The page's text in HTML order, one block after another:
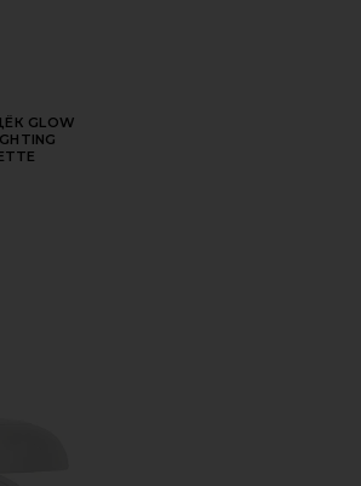
GLOW
ДУЭТ: ЗАПЕЧЕННАЯ РУМЯНА-ДУО THE DUET: